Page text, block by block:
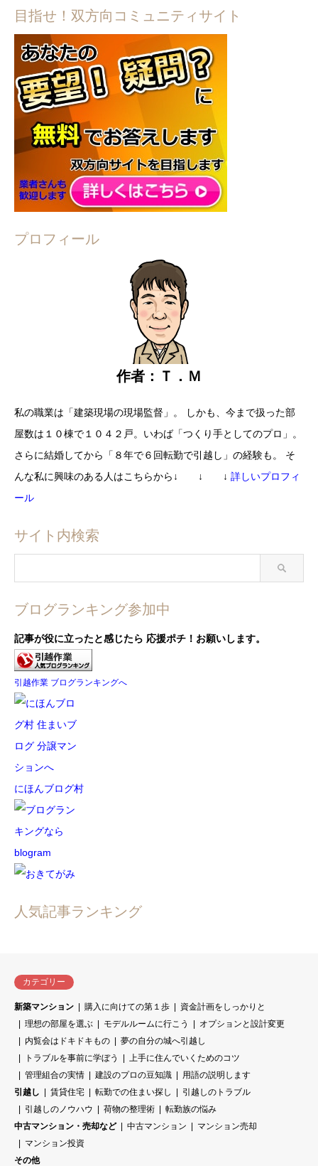
目指せ！双方向コミュニティサイト
プロフィール
作者：Ｔ．Ｍ
私の職業は「建築現場の現場監督」。
しかも、今まで扱った部
屋数は １０棟で１０４２戸。 いわば「つくり手としてのプロ」。
さらに結婚してから
「８年で６回転勤で引越し」の経験も。
そ
んな私に興味のある人はこちらから ↓ ↓ ↓ 詳しいプロフィ
ール
サイト内検索
ブログランキング参加中
記事が役に立ったと感じたら 応援ポチ！お願いします。
引越作業 ブログランキングへ
にほんブログ村
人気記事ランキング
カテゴリー
新築マンション 購入に向けての第１歩
資金計画をしっかりと
理想の部屋を選ぶ
モデルルームに行こう
オプションと設計変更
内覧会はドキドキもの
夢の自分の城へ引越し
トラブルを事前に学ぼう
上手に住んでいくためのコツ
管理組合の実情
建設のプロの豆知識
用語の説明します
引越し
賃貸住宅 転勤での住まい探し
引越しのトラブル
引越しのノウハウ
荷物の整理術
転勤族の悩み
中古マンション・売却など
中古マンション
マンション売却
マンション投資
その他